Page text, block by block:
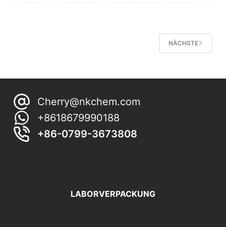
stellt
NÄCHSTE
Cherry@nkchem.com
+8618679990188
+86-0799-3673808
LABORVERPACKUNG